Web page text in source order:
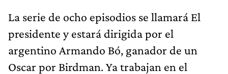
La serie de ocho episodios se llamará El
presidente y estará dirigida por el
argentino Armando Bó, ganador de un
Oscar por Birdman. Ya trabajan en el